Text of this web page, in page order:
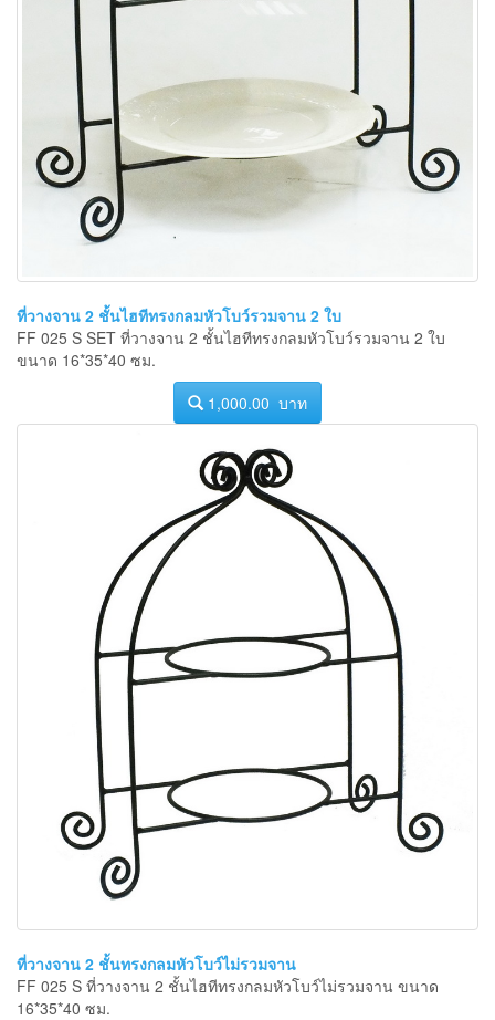
ที่วางจาน 2 ชั้นไฮทีทรงกลมหัวโบว์รวมจาน 2 ใบ
FF 025 S SET ที่วางจาน 2 ชั้นไฮทีทรงกลมหัวโบว์รวมจาน 2 ใบ
ขนาด 16*35*40 ซม.
1,000.00 บาท
ที่วางจาน 2 ชั้นทรงกลมหัวโบว์ไม่รวมจาน
FF 025 S ที่วางจาน 2 ชั้นไฮทีทรงกลมหัวโบว์ไม่รวมจาน ขนาด
16*35*40 ซม.